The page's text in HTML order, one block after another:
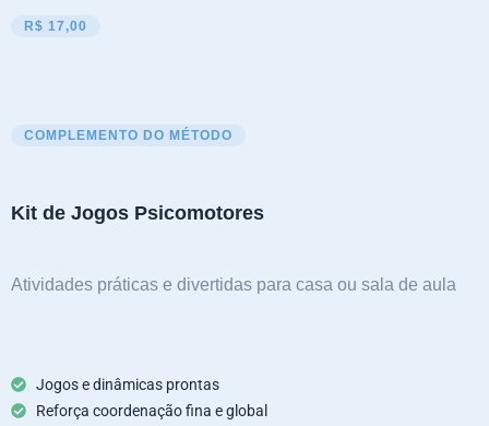
R$ 17,00
COMPLEMENTO DO MÉTODO
Kit de Jogos Psicomotores
Atividades práticas e divertidas para casa ou sala de aula
Jogos e dinâmicas prontas
Reforça coordenação fina e global